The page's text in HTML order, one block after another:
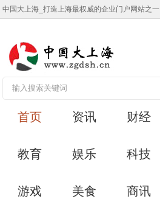
中国大上海_打造上海最权威的企业门户网站之一
首页 资讯 财经
教育 娱乐 科技
游戏 美食 商讯